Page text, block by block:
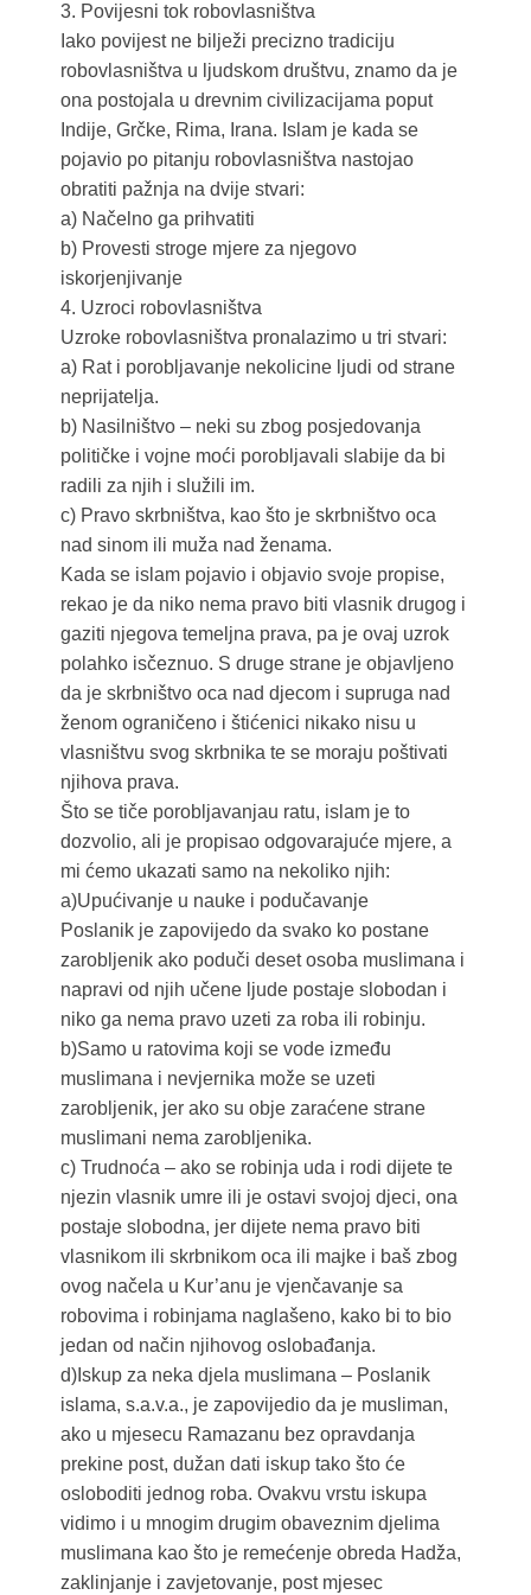
3. Povijesni tok robovlasništva
Iako povijest ne bilježi precizno tradiciju
robovlasništva u ljudskom društvu, znamo da je
ona postojala u drevnim civilizacijama poput
Indije, Grčke, Rima, Irana. Islam je kada se
pojavio po pitanju robovlasništva nastojao
obratiti pažnja na dvije stvari:
a) Načelno ga prihvatiti
b) Provesti stroge mjere za njegovo
iskorjenjivanje
4. Uzroci robovlasništva
Uzroke robovlasništva pronalazimo u tri stvari:
a) Rat i porobljavanje nekolicine ljudi od strane
neprijatelja.
b) Nasilništvo – neki su zbog posjedovanja
političke i vojne moći porobljavali slabije da bi
radili za njih i služili im.
c) Pravo skrbništva, kao što je skrbništvo oca
nad sinom ili muža nad ženama.
Kada se islam pojavio i objavio svoje propise,
rekao je da niko nema pravo biti vlasnik drugog i
gaziti njegova temeljna prava, pa je ovaj uzrok
polahko isčeznuo. S druge strane je objavljeno
da je skrbništvo oca nad djecom i supruga nad
ženom ograničeno i štićenici nikako nisu u
vlasništvu svog skrbnika te se moraju poštivati
njihova prava.
Što se tiče porobljavanjau ratu, islam je to
dozvolio, ali je propisao odgovarajuće mjere, a
mi ćemo ukazati samo na nekoliko njih:
a)Upućivanje u nauke i podučavanje
Poslanik je zapovijedo da svako ko postane
zarobljenik ako poduči deset osoba muslimana i
napravi od njih učene ljude postaje slobodan i
niko ga nema pravo uzeti za roba ili robinju.
b)Samo u ratovima koji se vode između
muslimana i nevjernika može se uzeti
zarobljenik, jer ako su obje zaraćene strane
muslimani nema zarobljenika.
c) Trudnoća – ako se robinja uda i rodi dijete te
njezin vlasnik umre ili je ostavi svojoj djeci, ona
postaje slobodna, jer dijete nema pravo biti
vlasnikom ili skrbnikom oca ili majke i baš zbog
ovog načela u Kur’anu je vjenčavanje sa
robovima i robinjama naglašeno, kako bi to bio
jedan od način njihovog oslobađanja.
d)Iskup za neka djela muslimana – Poslanik
islama, s.a.v.a., je zapovijedio da je musliman,
ako u mjesecu Ramazanu bez opravdanja
prekine post, dužan dati iskup tako što će
osloboditi jednog roba. Ovakvu vrstu iskupa
vidimo i u mnogim drugim obaveznim djelima
muslimana kao što je remećenje obreda Hadža,
zaklinjanje i zavjetovanje, post mjesec